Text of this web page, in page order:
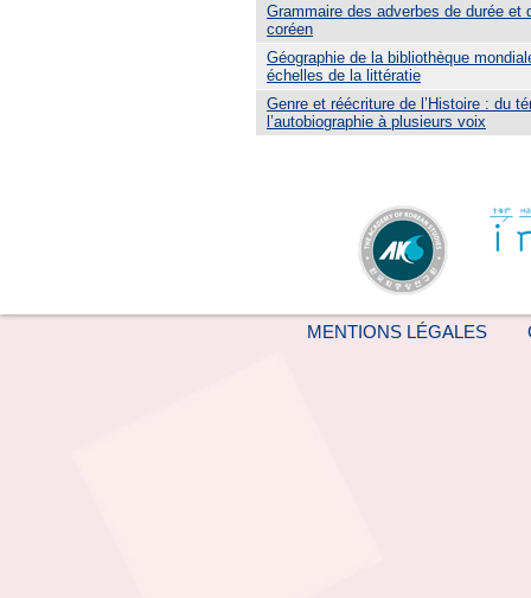
Grammaire des adverbes de durée et
coréen
Géographie de la bibliothèque
échelles de la littératie
Genre et réécriture de l’Histoire : du
l’autobiographie à plusieurs voix
MENTIONS LÉGALES